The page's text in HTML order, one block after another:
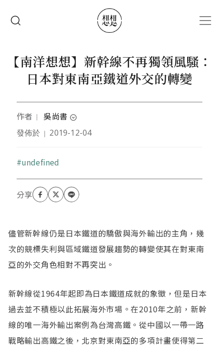
【南洋想想】新幹線不再獨領風騷：
日本對東南亞鐵道外交的轉變
作者 ｜ 吳尚書 expand_circle_down
澳洲新南威爾斯大學國際關係博士，目前於新加坡任
國際關係。
發佈於 ｜ 2019-12-04
關鍵字
undefined
儘管新幹線仍是日本鐵道的驕傲與海外輸出的主角，幾
次的競標失利與區域鐵道發展趨勢的轉變使其在對東南
亞的外交角色相對不再突出。
新幹線從1964年起即為日本鐵道成就的象徵，但是日本
過去並不積極以此拓展海外市場。在2010年之前，新幹
線的唯一海外輸出案例為台灣高鐵。從中國以一帶一路
戰略輸出高鐵之後，北京對東南亞的多項計畫使得第二